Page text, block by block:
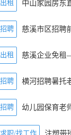
出租 中山家园房东
招聘 慈溪市区招聘
出租 慈溪企业免
招聘 横河招聘暑托
招聘 幼儿园保育老
求职/找工作